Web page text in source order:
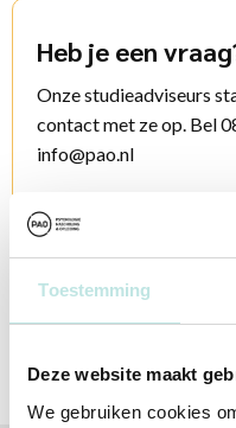
Toestemming
Deze website maakt
We gebruiken cookies
Heb je een
Onze studieadviseurs
contact met ze op. Bel
info@pao.nl
Contactopties